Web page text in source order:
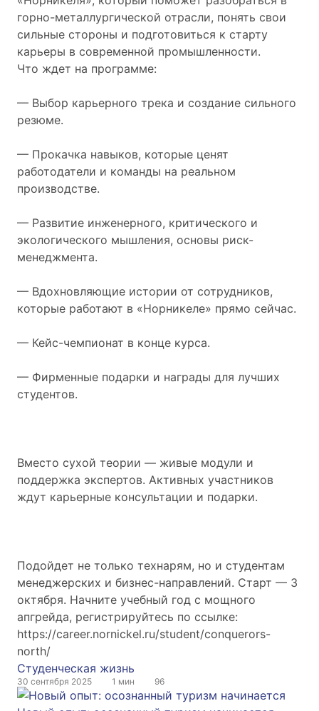
горно-металлургической отрасли, понять свои
сильные стороны и подготовиться к старту
карьеры в современной промышленности.
Что ждет на программе:
— Выбор карьерного трека и создание сильного
резюме.
— Прокачка навыков, которые ценят
работодатели и команды на реальном
производстве.
— Развитие инженерного, критического и
экологического мышления, основы риск-
менеджмента.
— Вдохновляющие истории от сотрудников,
которые работают в «Норникеле» прямо сейчас.
— Кейс-чемпионат в конце курса.
— Фирменные подарки и награды для лучших
студентов.
Вместо сухой теории — живые модули и
поддержка экспертов. Активных участников
ждут карьерные консультации и подарки.
Подойдет не только технарям, но и студентам
менеджерских и бизнес-направлений. Старт — 3
октября. Начните учебный год с мощного
апгрейда, регистрируйтесь по ссылке:
https://career.nornickel.ru/student/conquerors-
north/
Студенческая жизнь
30 сентября 2025 1 мин 96